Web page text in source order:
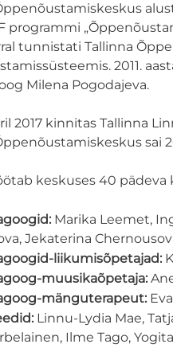
programmi
tunnistati Tallinna
2011.
Milena Pogodajeva.
2017 kinnitas Tallinna
sai
keskuses 40
Marika Leemet,
Jekaterina
liikumisõpetajad:
muusikaõpetaja:
mänguterapeut:
Linnu-Lydia Mae,
Ilme Tago,